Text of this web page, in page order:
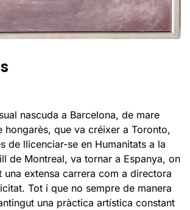
nascuda a Barcelona, de mare
hongarès, que va créixer a Toronto,
de llicenciar-se en Humanitats a la
de Montreal, va tornar a Espanya, on
una extensa carrera com a directora
Tot i que no sempre de manera
una pràctica artística constant